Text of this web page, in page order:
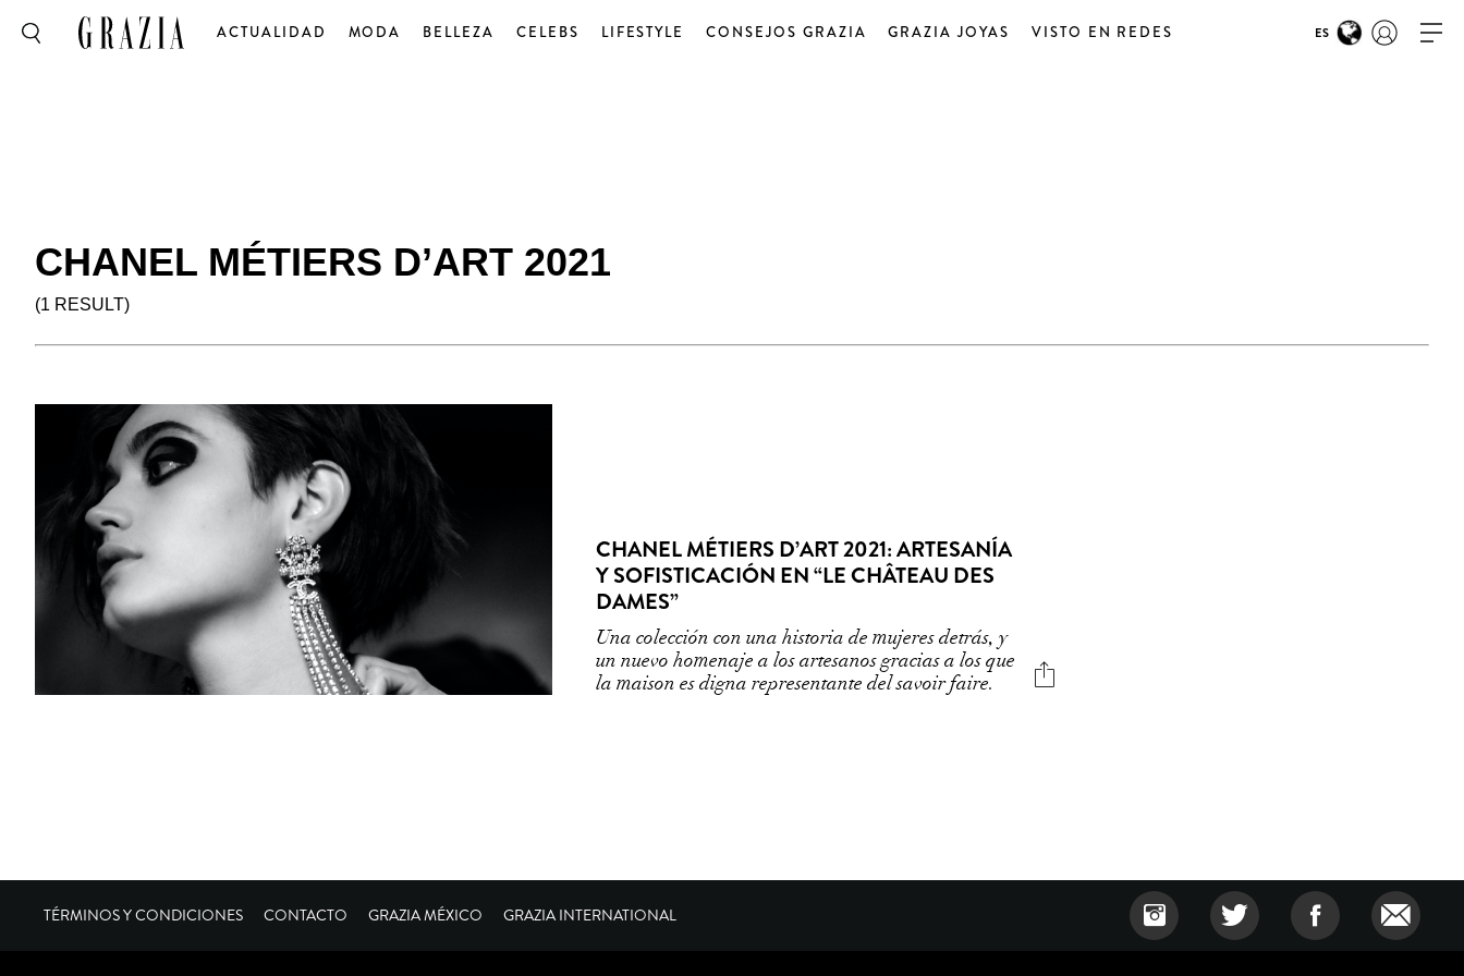
ACTUALIDAD MODA BELLEZA CELEBS LIFESTYLE CONSEJOS GRAZIA GRAZIA JOYAS VISTO EN REDES ES
CHANEL MÉTIERS D’ART 2021
(1 RESULT)
CHANEL MÉTIERS D’ART 2021: ARTESANÍA
Y SOFISTICACIÓN EN “LE CHÂTEAU DES
DAMES”
Una colección con una historia de mujeres detrás, y
un nuevo homenaje a los artesanos gracias a los que
la maison es digna representante del savoir faire.
TÉRMINOS Y CONDICIONES CONTACTO GRAZIA MÉXICO GRAZIA INTERNATIONAL